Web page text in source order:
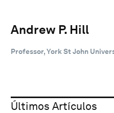
Andrew P. Hill
Professor, York St John
Últimos Artículos